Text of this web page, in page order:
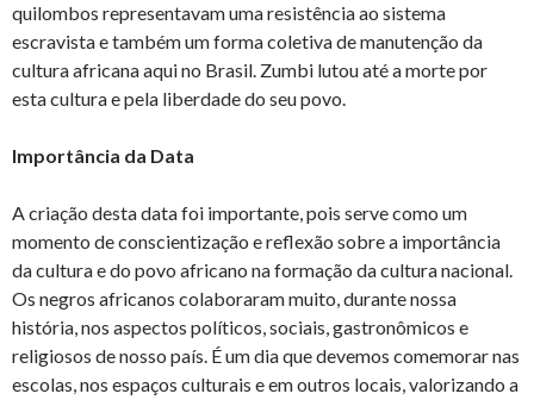
quilombos representavam uma resistência ao sistema
escravista e também um forma coletiva de manutenção da
cultura africana aqui no Brasil. Zumbi lutou até a morte por
esta cultura e pela liberdade do seu povo.
Importância da Data
A criação desta data foi importante, pois serve como um
momento de conscientização e reflexão sobre a importância
da cultura e do povo africano na formação da cultura nacional.
Os negros africanos colaboraram muito, durante nossa
história, nos aspectos políticos, sociais, gastronômicos e
religiosos de nosso país. É um dia que devemos comemorar nas
escolas, nos espaços culturais e em outros locais, valorizando a